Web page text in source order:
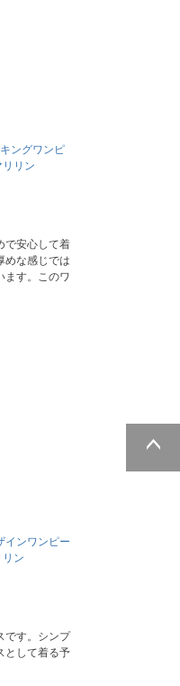
ングワンピ
リン
で安心して着
めな感じでは
ます。このワ
インワンピー
ン
です。シンプ
として着る予
ページトッ